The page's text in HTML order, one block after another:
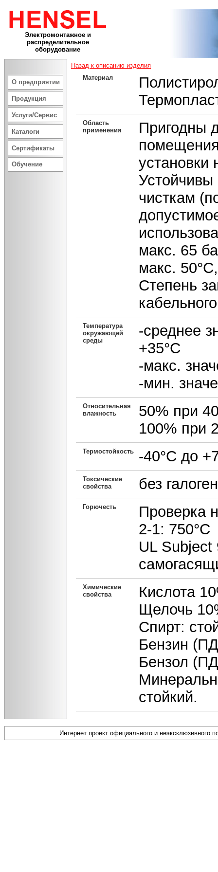
Электромонтажное и
распределительное
оборудование
О предприятии
Продукция
Услуги/Сервис
Каталоги
Сертификаты
Обучение
Назад к описанию изделия
Материал
Область
применения
Пригодны
установки
Устойчивы
чисткам
макс. 65
макс.
Степень
Температура
окружающей
среды
-среднее
+35°С
-макс.
-мин.
Относительная
влажность
50% при
100% при
Термостойкость -40°С до
Токсические
свойства
без
Горючесть
Проверка
2-1: 750°С
UL Subject
Химические
свойства
Кислота
Щелочь
Спирт:
Бензин
Бензол
стойкий.
Интернет проект официального и неэксклюзивного